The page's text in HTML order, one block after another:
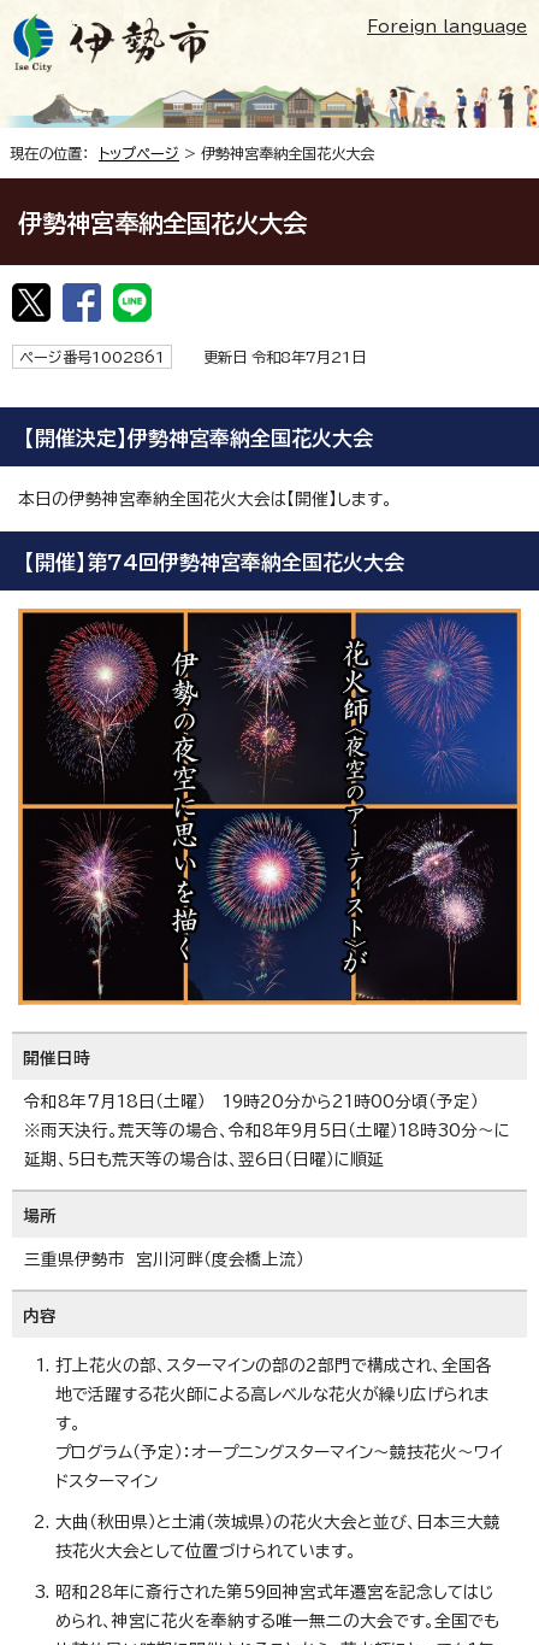
Foreign language
現在の位置： トップページ > 伊勢神宮奉納全国花火大会
伊勢神宮奉納全国花火大会
ページ番号1002861 更新日 令和8年7月21日
【開催決定】伊勢神宮奉納全国花火大会
本日の伊勢神宮奉納全国花火大会は【開催】します。
【開催】第74回伊勢神宮奉納全国花火大会
開催日時
令和8年7月18日（土曜） 19時20分から21時00分頃（予定）
※雨天決行。荒天等の場合、令和8年9月5日（土曜）18時30分～に
延期、5日も荒天等の場合は、翌6日（日曜）に順延
場所
三重県伊勢市 宮川河畔（度会橋上流）
内容
打上花火の部、スターマインの部の2部門で構成され、全国各
地で活躍する花火師による高レベルな花火が繰り広げられま
す。
プログラム（予定）：オープニングスターマイン～競技花火～ワイ
ドスターマイン
大曲（秋田県）と土浦（茨城県）の花火大会と並び、日本三大競
技花火大会として位置づけられています。
昭和28年に斎行された第59回神宮式年遷宮を記念してはじ
められ、神宮に花火を奉納する唯一無二の大会です。全国でも